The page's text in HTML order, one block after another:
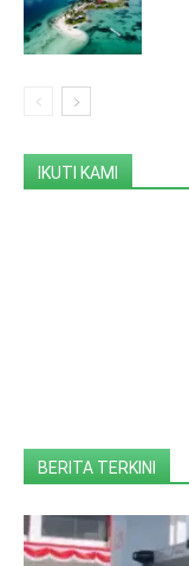
IKUTI KAMI
BERITA TERKINI